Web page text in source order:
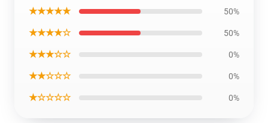
★★★★★ 50%
★★★★☆ 50%
★★★☆☆ 0%
★★☆☆☆ 0%
★☆☆☆☆ 0%